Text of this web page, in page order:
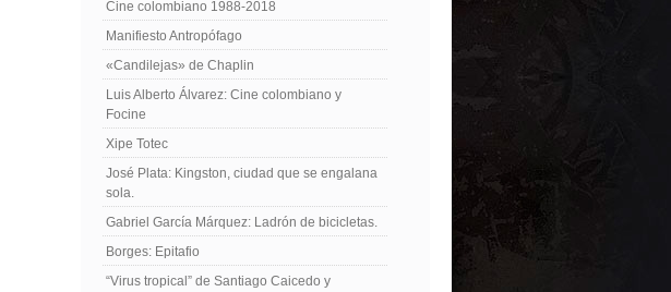
Cine colombiano 1988-2018
Manifiesto Antropófago
«Candilejas» de Chaplin
Luis Alberto Álvarez: Cine colombiano y
Focine
Xipe Totec
José Plata: Kingston, ciudad que se engalana
sola.
Gabriel García Márquez: Ladrón de bicicletas.
Borges: Epitafio
“Virus tropical” de Santiago Caicedo y